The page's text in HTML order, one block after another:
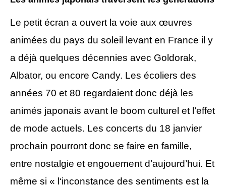
Le petit écran a ouvert la voie aux œuvres
animées du pays du soleil levant en France il y
a déjà quelques décennies avec Goldorak,
Albator, ou encore Candy. Les écoliers des
années 70 et 80 regardaient donc déjà les
animés japonais avant le boom culturel et l’effet
de mode actuels. Les concerts du 18 janvier
prochain pourront donc se faire en famille,
entre nostalgie et engouement d’aujourd’hui. Et
même si « l‘inconstance des sentiments est la